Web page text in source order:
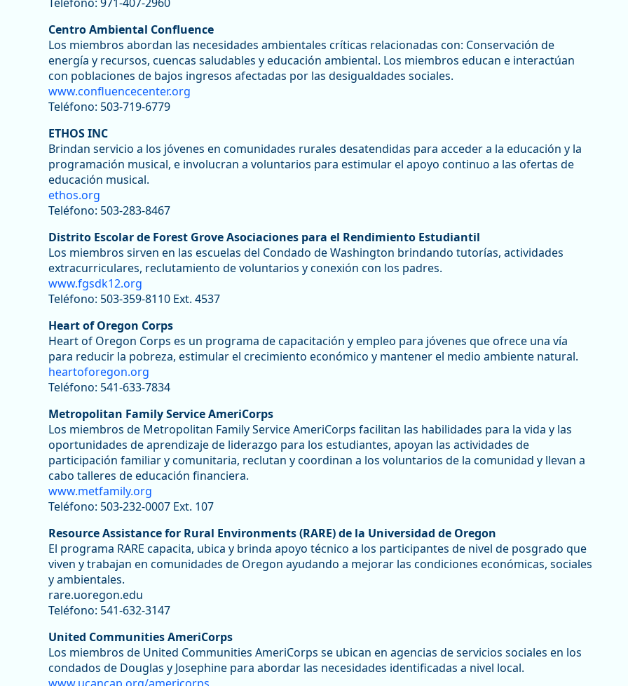
Centro Ambiental Confluence
Los miembros abordan las necesidades ambientales críticas relacionadas con: Conservación de
energía y recursos, cuencas saludables y educación ambiental. Los miembros educan e interactúan
con poblaciones de bajos ingresos afectadas por las desigualdades sociales.
www.confluencecenter.org
Teléfono: 503-719-6779
ETHOS INC
Brindan servicio a los jóvenes en comunidades rurales desatendidas para acceder a la educación y la
programación musical, e involucran a voluntarios para estimular el apoyo continuo a las ofertas de
educación musical.
ethos.org
Teléfono: 503-283-8467
Distrito Escolar de Forest Grove Asociaciones para el Rendimiento Estudiantil
Los miembros sirven en las escuelas del Condado de Washington brindando tutorías, actividades
extracurriculares, reclutamiento de voluntarios y conexión con los padres.
www.fgsdk12.org
Teléfono: 503-359-8110 Ext. 4537
Heart of Oregon Corps
Heart of Oregon Corps es un programa de capacitación y empleo para jóvenes que ofrece una vía
para reducir la pobreza, estimular el crecimiento económico y mantener el medio ambiente natural.
heartoforegon.org
Teléfono: 541-633-7834
Metropolitan Family Service AmeriCorps
Los miembros de Metropolitan Family Service AmeriCorps facilitan las habilidades para la vida y las
oportunidades de aprendizaje de liderazgo para los estudiantes, apoyan las actividades de
participación familiar y comunitaria, reclutan y coordinan a los voluntarios de la comunidad y llevan a
cabo talleres de educación financiera.
www.metfamily.org
Teléfono: 503-232-0007 Ext. 107
Resource Assistance for Rural Environments (RARE) de la Universidad de Oregon
El programa RARE capacita, ubica y brinda apoyo técnico a los participantes de nivel de posgrado que
viven y trabajan en comunidades de Oregon ayudando a mejorar las condiciones económicas, sociales
y ambientales.
rare.uoregon.edu
Teléfono: 541-632-3147
United Communities AmeriCorps
Los miembros de United Communities AmeriCorps se ubican en agencias de servicios sociales en los
condados de Douglas y Josephine para abordar las necesidades identificadas a nivel local.